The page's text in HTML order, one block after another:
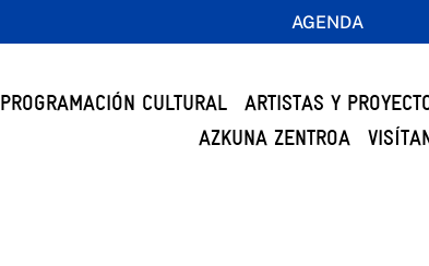
AGENDA
PROGRAMACIÓN CULTURAL ARTISTAS Y
AZKUNA ZENTROA